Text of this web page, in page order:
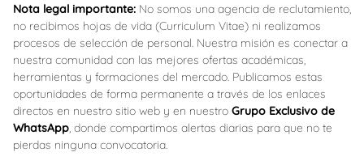
Nota legal importante: No somos una agencia de reclutamiento,
no recibimos hojas de vida (Curriculum Vitae) ni realizamos
procesos de selección de personal. Nuestra misión es conectar a
nuestra comunidad con las mejores ofertas académicas,
herramientas y formaciones del mercado. Publicamos estas
oportunidades de forma permanente a través de los enlaces
directos en nuestro sitio web y en nuestro Grupo Exclusivo de
WhatsApp, donde compartimos alertas diarias para que no te
pierdas ninguna convocatoria.